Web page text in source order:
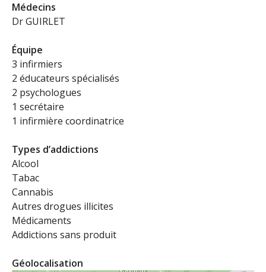
Médecins
Dr GUIRLET
Équipe
3 infirmiers
2 éducateurs spécialisés
2 psychologues
1 secrétaire
1 infirmière coordinatrice
Types d’addictions
Alcool
Tabac
Cannabis
Autres drogues illicites
Médicaments
Addictions sans produit
Géolocalisation